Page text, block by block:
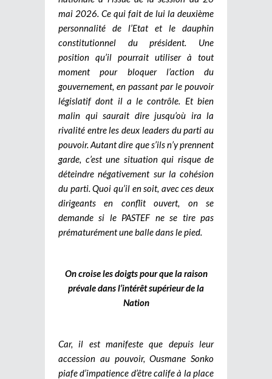
mai 2026. Ce qui fait de lui la deuxième
personnalité de l’Etat et le dauphin
constitutionnel du président. Une
position qu’il pourrait utiliser à tout
moment pour bloquer l’action du
gouvernement, en passant par le pouvoir
législatif dont il a le contrôle. Et bien
malin qui saurait dire jusqu’où ira la
rivalité entre les deux leaders du parti au
pouvoir. Autant dire que s’ils n’y prennent
garde, c’est une situation qui risque de
déteindre négativement sur la cohésion
du parti. Quoi qu’il en soit, avec ces deux
dirigeants en conflit ouvert, on se
demande si le PASTEF ne se tire pas
prématurément une balle dans le pied.
On croise les doigts pour que la raison
prévale dans l’intérêt supérieur de la
Nation
Car, il est manifeste que depuis leur
accession au pouvoir, Ousmane Sonko
piafe d’impatience d’être calife à la place